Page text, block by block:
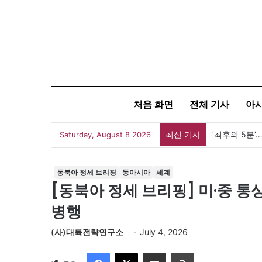
처음 화면 전체 기사 아
Saturday, August 8 2026 최신 기사 ‘최후의 5분
동북아 정세 브리핑 동아시아 세계
[동북아 정세 브리핑] 미·중 통
병행
(사)대륙전략연구소 July 4, 2026
Facebook
X 이메일 인쇄